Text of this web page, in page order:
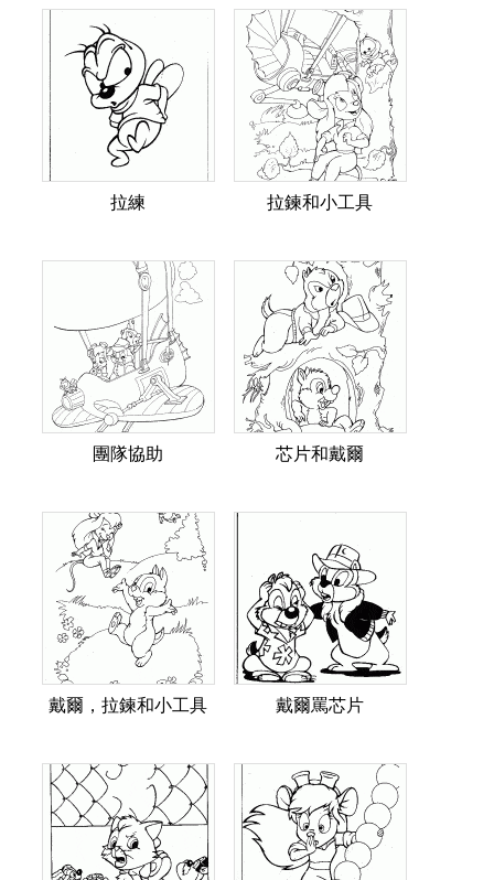
拉練 拉鍊和小工具
團隊協助 芯片和戴爾
戴爾，拉鍊和小工具 戴爾罵芯片